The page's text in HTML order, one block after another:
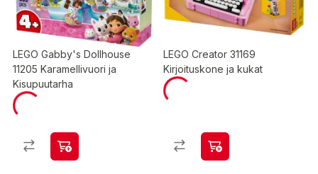
LEGO Gabby's Dollhouse
11205 Karamellivuori ja
Kisupuutarha
LEGO Creator 31169
Kirjoituskone ja kukat